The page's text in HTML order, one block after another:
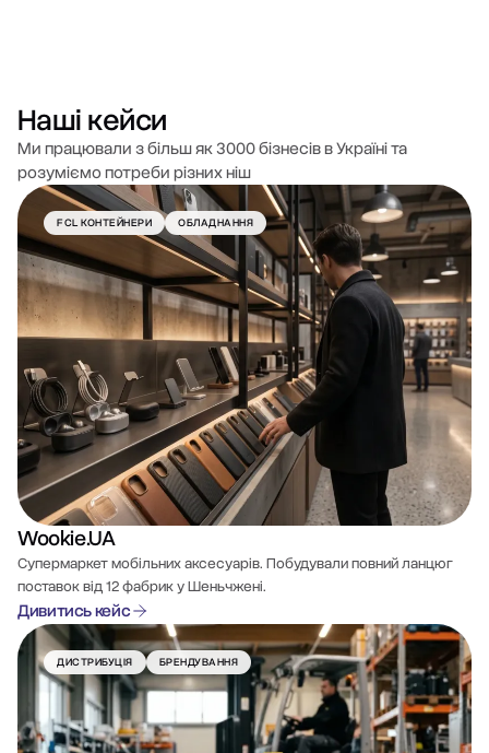
Наші кейси
Ми працювали з більш як 3000 бізнесів в Україні та
розуміємо потреби різних ніш
FCL КОНТЕЙНЕРИ ОБЛАДНАННЯ
Wookie.UA
Супермаркет мобільних аксесуарів. Побудували повний ланцюг
поставок від 12 фабрик у Шеньчжені.
Дивитись кейс
ДИСТРИБУЦІЯ БРЕНДУВАННЯ